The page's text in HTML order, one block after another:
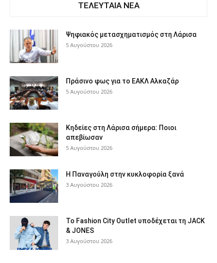
ΤΕΛΕΥΤΑΙΑ ΝΕΑ
Ψηφιακός μετασχηματισμός στη Λάρισα
5 Αυγούστου 2026
Πράσινο φως για το ΕΑΚΛ Αλκαζάρ
5 Αυγούστου 2026
Κηδείες στη Λάρισα σήμερα: Ποιοι
απεβίωσαν
5 Αυγούστου 2026
Η Παναγούλη στην κυκλοφορία ξανά
3 Αυγούστου 2026
Το Fashion City Outlet υποδέχεται τη JACK
& JONES
3 Αυγούστου 2026